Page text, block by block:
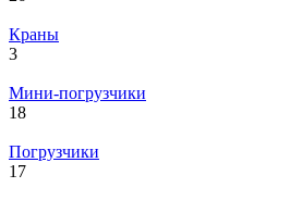
Краны
3
Мини-погрузчики
18
Погрузчики
17